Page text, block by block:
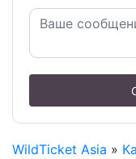
WildTicket Asia »